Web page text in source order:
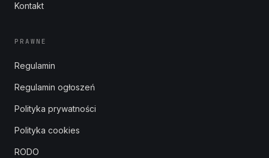
Kontakt
PRAWNE
Regulamin
Regulamin ogłoszeń
Polityka prywatności
Polityka cookies
RODO